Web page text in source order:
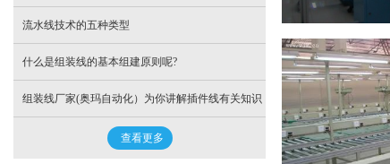
流水线技术的五种类型
什么是组装线的基本组建原则呢?
组装线厂家(奥玛自动化）为你讲解插件线有关知识
查看更多